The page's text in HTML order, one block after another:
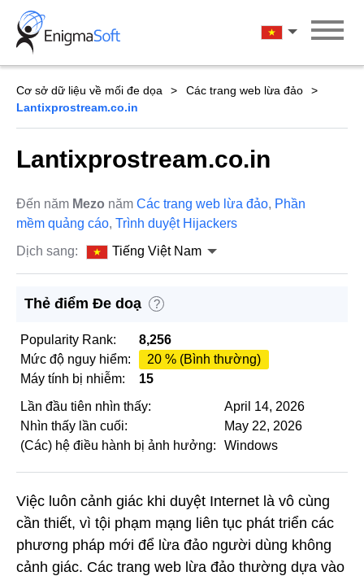
Skip
content
Tiếng Việt
Cơ sở dữ liệu về mối đe dọa
Các trang web lừa đảo
Lantixprostream.co.in
Lantixprostream.co.in
Đến năm Mezo năm Các trang web lừa đảo, Phần
mềm quảng cáo, Trình duyệt Hijackers
Dịch sang:
Tiếng Việt Nam
Thẻ điểm Đe doạ ?
Popularity Rank:
8,256
Mức độ nguy hiểm:
20 % (Bình thường)
Máy tính bị nhiễm:
15
Lần đầu tiên nhìn thấy:
April 14, 2026
Nhìn thấy lần cuối:
May 22, 2026
(Các) hệ điều hành bị ảnh hưởng:
Windows
Việc luôn cảnh giác khi duyệt Internet là vô cùng
cần thiết, vì tội phạm mạng liên tục phát triển các
phương pháp mới để lừa đảo người dùng không
cảnh giác. Các trang web lừa đảo thường dựa vào